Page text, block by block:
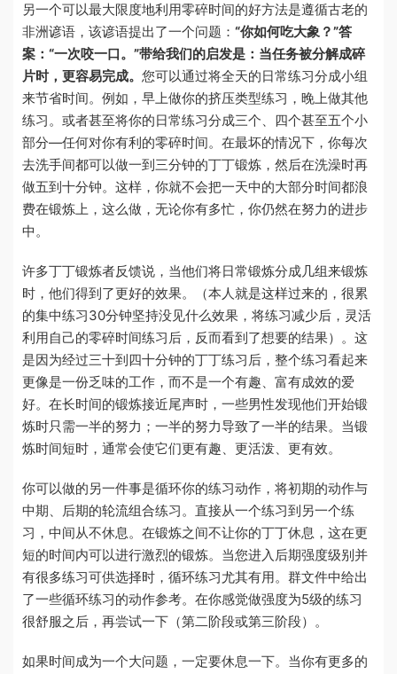
另一个可以最大限度地利用零碎时间的好方法是遵循古老的
非洲谚语，该谚语提出了一个问题： “你如何吃大象？”答
案： “一次咬一口。 ”带给我们的启发是：当任务被分解成碎
片时，更容易完成。 您可以通过将全天的日常练习分成小组
来节省时间。例如，早上做你的挤压类型练习，晚上做其他
练习。或者甚至将你的日常练习分成三个、四个甚至五个小
部分—任何对你有利的零碎时间。在最坏的情况下，你每次
去洗手间都可以做一到三分钟的丁丁锻炼，然后在洗澡时再
做五到十分钟。这样，你就不会把一天中的大部分时间都浪
费在锻炼上，这么做，无论你有多忙，你仍然在努力的进步
中。
许多丁丁锻炼者反馈说，当他们将日常锻炼分成几组来锻炼
时，他们得到了更好的效果。（本人就是这样过来的，很累
的集中练习30分钟坚持没见什么效果，将练习减少后，灵活
利用自己的零碎时间练习后，反而看到了想要的结果）。这
是因为经过三十到四十分钟的丁丁练习后，整个练习看起来
更像是一份乏味的工作，而不是一个有趣、富有成效的爱
好。在长时间的锻炼接近尾声时，一些男性发现他们开始锻
炼时只需一半的努力；一半的努力导致了一半的结果。当锻
炼时间短时，通常会使它们更有趣、更活泼、更有效。
你可以做的另一件事是循环你的练习动作，将初期的动作与
中期、后期的轮流组合练习。直接从一个练习到另一个练
习，中间从不休息。在锻炼之间不让你的丁丁休息，这在更
短的时间内可以进行激烈的锻炼。当您进入后期强度级别并
有很多练习可供选择时，循环练习尤其有用。 群文件中给出
了一些循环练习的动作参考。在你感觉做强度为5级的练习
很舒服之后，再尝试一下（第二阶段或第三阶段）。
如果时间成为一个大问题，一定要休息一下。当你有更多的